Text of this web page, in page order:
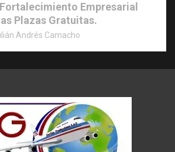
Empresarial
Plazas Gratuitas.
Andrés Camacho